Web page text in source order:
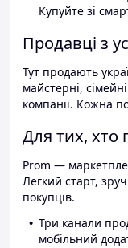
Купуйте зі
Продавці з
Тут продають
майстерні,
компанії. Кожна
Для тих, хто
Prom —
Легкий старт,
покупців.
Три канали
мобільний